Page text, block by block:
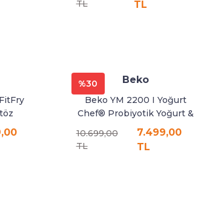
Salon Tipi Klima
TL
TL
%30 Beko
Beko YM 2200 I Yoğurt
Chef® Probiyotik Yoğurt &
Kefir Yoğurt Makinesi
10.699,00
TL
7.499,00
TL